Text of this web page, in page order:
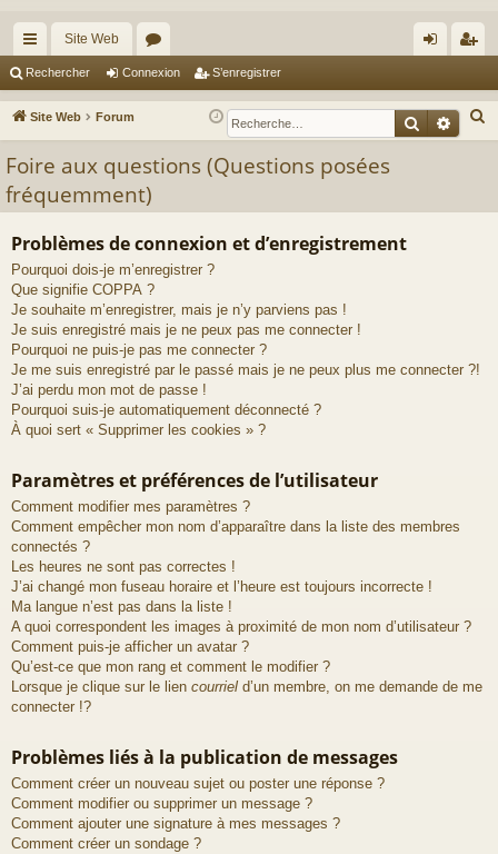
cc
ès
ra
pi
de
Site Web
or
u
m
s
ne
xi
nr
eg
Rechercher Connexion S’enregistrer
Site Web Forum
e
e
Foire aux questions (Questions posées
fréquemment)
Problèmes de connexion et d’enregistrement
Pourquoi dois-je m’enregistrer ?
Que signifie COPPA ?
Je souhaite m’enregistrer, mais je n’y parviens pas !
Je suis enregistré mais je ne peux pas me connecter !
Pourquoi ne puis-je pas me connecter ?
Je me suis enregistré par le passé mais je ne peux plus me connecter ?!
J’ai perdu mon mot de passe !
Pourquoi suis-je automatiquement déconnecté ?
À quoi sert « Supprimer les cookies » ?
Paramètres et préférences de l’utilisateur
Comment modifier mes paramètres ?
Comment empêcher mon nom d’apparaître dans la liste des membres
connectés ?
Les heures ne sont pas correctes !
J’ai changé mon fuseau horaire et l’heure est toujours incorrecte !
Ma langue n’est pas dans la liste !
A quoi correspondent les images à proximité de mon nom d’utilisateur ?
Comment puis-je afficher un avatar ?
Qu’est-ce que mon rang et comment le modifier ?
Lorsque je clique sur le lien courriel d’un membre, on me demande de me
connecter !?
Problèmes liés à la publication de messages
Comment créer un nouveau sujet ou poster une réponse ?
Comment modifier ou supprimer un message ?
Comment ajouter une signature à mes messages ?
Comment créer un sondage ?